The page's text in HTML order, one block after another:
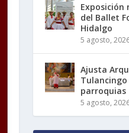
del Ballet
Hidalgo
5 agosto,
Ajusta
Tulancingo
parroquias
5 agosto,